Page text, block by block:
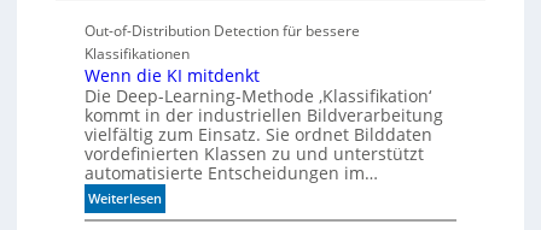
Out-of-Distribution Detection für bessere
Klassifikationen
Wenn die KI mitdenkt
Die Deep-Learning-Methode ‚Klassifikation‘
kommt in der industriellen Bildverarbeitung
vielfältig zum Einsatz. Sie ordnet Bilddaten
vordefinierten Klassen zu und unterstützt
automatisierte Entscheidungen im…
Weiterlesen:
W